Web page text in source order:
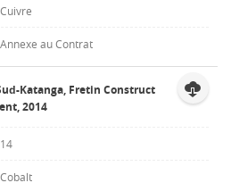
Cuivre
Annexe au Contrat
Katanga, Fretin Construct
2014
Cobalt